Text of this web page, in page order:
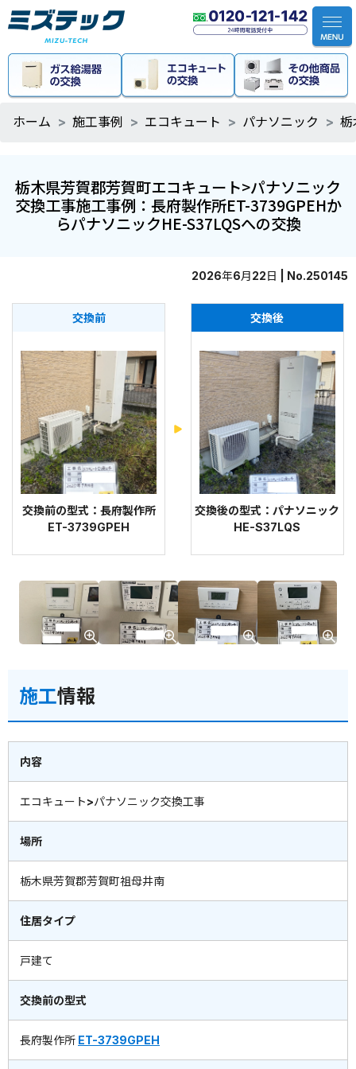
ホーム 施工事例 エコキュート パナソニック 栃
栃木県芳賀郡芳賀町エコキュート>パナソニック
交換工事施工事例：長府製作所ET-3739GPEHか
らパナソニックHE-S37LQSへの交換
2026年6月22日 | No.250145
交換前
交換前の型式：長府製作所
ET-3739GPEH
交換後
交換後の型式：パナソニック
HE-S37LQS
施工情報
内容
エコキュート>パナソニック交換工事
場所
栃木県芳賀郡芳賀町祖母井南
住居タイプ
戸建て
交換前の型式
長府製作所 ET-3739GPEH